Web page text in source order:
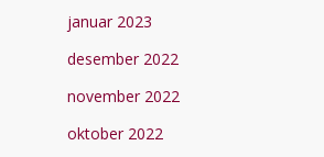
januar 2023
desember 2022
november 2022
oktober 2022